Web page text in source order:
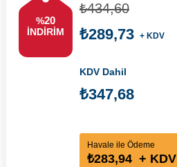
%20
İNDIRIM
₺434,60
₺289,73 + KDV
KDV Dahil
₺347,68
Havale ile Ödeme
₺283,94 + KDV